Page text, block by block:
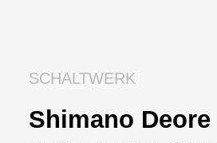
SCHALTWERK
Shimano Deore